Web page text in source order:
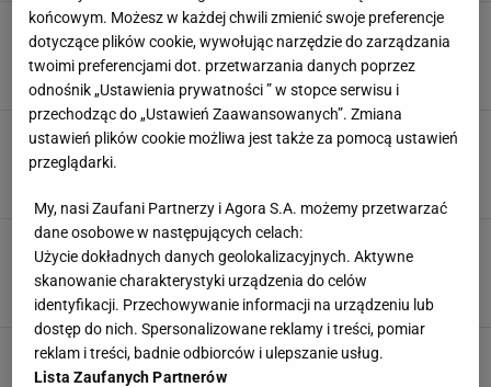
Oto nowa odmiana futbolu. W Europie oglądają
ją miliony
SUBSKRYPCJA
To byłaby rewolucja dla Świątek. Chcą usunąć
Pique nie wahał się ani chwili. Wskazał na
Lewandowskiego
Norbert Amlicki, 7 LUTEGO 2025, 06:30
Pique nie wytrzymał. Jest po prostu wściekły.
"Wstyd"
końcowym. Możesz w każdej chwili zmienić swoje preferencje
dotyczące plików cookie, wywołując narzędzie do zarządzania
twoimi preferencjami dot. przetwarzania danych poprzez
odnośnik „Ustawienia prywatności ” w stopce serwisu i
przechodząc do „Ustawień Zaawansowanych”. Zmiana
ustawień plików cookie możliwa jest także za pomocą ustawień
przeglądarki.
My, nasi Zaufani Partnerzy i Agora S.A. możemy przetwarzać
dane osobowe w następujących celach:
Użycie dokładnych danych geolokalizacyjnych. Aktywne
skanowanie charakterystyki urządzenia do celów
identyfikacji. Przechowywanie informacji na urządzeniu lub
dostęp do nich. Spersonalizowane reklamy i treści, pomiar
reklam i treści, badnie odbiorców i ulepszanie usług.
Lista Zaufanych Partnerów